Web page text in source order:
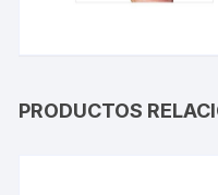
PRODUCTOS